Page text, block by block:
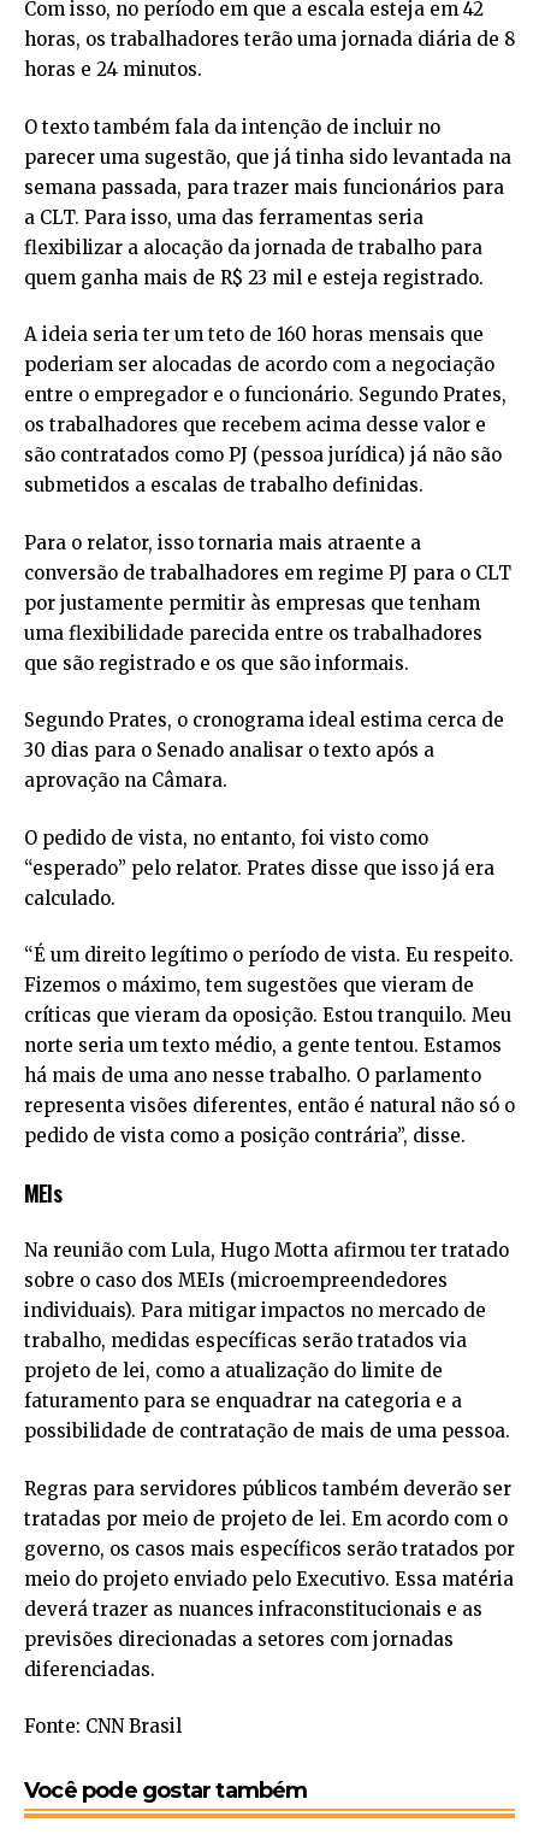
Com isso, no período em que a escala esteja em 42
horas, os trabalhadores terão uma jornada diária de 8
horas e 24 minutos.
O texto também fala da intenção de incluir no
parecer uma sugestão, que já tinha sido levantada na
semana passada, para trazer mais funcionários para
a CLT. Para isso, uma das ferramentas seria
flexibilizar a alocação da jornada de trabalho para
quem ganha mais de R$ 23 mil e esteja registrado.
A ideia seria ter um teto de 160 horas mensais que
poderiam ser alocadas de acordo com a negociação
entre o empregador e o funcionário. Segundo Prates,
os trabalhadores que recebem acima desse valor e
são contratados como PJ (pessoa jurídica) já não são
submetidos a escalas de trabalho definidas.
Para o relator, isso tornaria mais atraente a
conversão de trabalhadores em regime PJ para o CLT
por justamente permitir às empresas que tenham
uma flexibilidade parecida entre os trabalhadores
que são registrado e os que são informais.
Segundo Prates, o cronograma ideal estima cerca de
30 dias para o Senado analisar o texto após a
aprovação na Câmara.
O pedido de vista, no entanto, foi visto como
“esperado” pelo relator. Prates disse que isso já era
calculado.
“É um direito legítimo o período de vista. Eu respeito.
Fizemos o máximo, tem sugestões que vieram de
críticas que vieram da oposição. Estou tranquilo. Meu
norte seria um texto médio, a gente tentou. Estamos
há mais de uma ano nesse trabalho. O parlamento
representa visões diferentes, então é natural não só o
pedido de vista como a posição contrária”, disse.
MEIs
Na reunião com Lula, Hugo Motta afirmou ter tratado
sobre o caso dos MEIs (microempreendedores
individuais). Para mitigar impactos no mercado de
trabalho, medidas específicas serão tratados via
projeto de lei, como a atualização do limite de
faturamento para se enquadrar na categoria e a
possibilidade de contratação de mais de uma pessoa.
Regras para servidores públicos também deverão ser
tratadas por meio de projeto de lei. Em acordo com o
governo, os casos mais específicos serão tratados por
meio do projeto enviado pelo Executivo. Essa matéria
deverá trazer as nuances infraconstitucionais e as
previsões direcionadas a setores com jornadas
diferenciadas.
Fonte: CNN Brasil
Você pode gostar também